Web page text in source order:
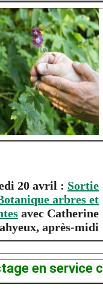
20 avril : Sortie
arbres et
avec Catherine
après-midi
en service